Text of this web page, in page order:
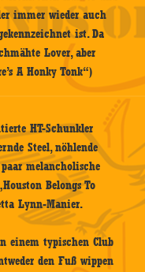
immer wieder auch
ist. Da
Lover, aber
A Honky Tonk“)
HT-Schunkler
Steel, nöhlende
melancholische
Belongs To
Lynn-Manier.
einem typischen Club
den Fuß wippen